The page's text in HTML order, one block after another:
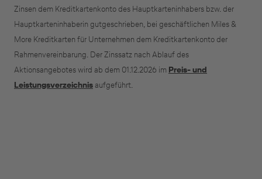
Zinsen dem Kreditkartenkonto des Hauptkarteninhabers bzw. der
Hauptkarteninhaberin gutgeschrieben, bei geschäftlichen Miles &
More Kreditkarten für Unternehmen dem Kreditkartenkonto der
Rahmenvereinbarung. Der Zinssatz nach Ablauf des
Aktionsangebotes wird ab dem 01.12.2026 im Preis- und
Leistungsverzeichnis aufgeführt.